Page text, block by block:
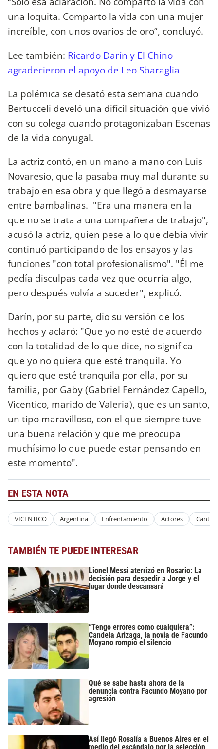
una loquita. Comparto la vida con una mujer
increíble, con unos ovarios de oro”, concluyó.
Lee también: Ricardo Darín y El Chino
agradecieron el apoyo de Leo Sbaraglia
La polémica se desató esta semana cuando
Bertucceli develó una difícil situación que vivió
con su colega cuando protagonizaban Escenas
de la vida conyugal.
La actriz contó, en un mano a mano con Luis
Novaresio, que la pasaba muy mal durante su
trabajo en esa obra y que llegó a desmayarse
entre bambalinas. "Era una manera en la
que no se trata a una compañera de trabajo",
acusó la actriz, quien pese a lo que debía vivir
continuó participando de los ensayos y las
funciones "con total profesionalismo". "Él me
pedía disculpas cada vez que ocurría algo,
pero después volvía a suceder", explicó.
Darín, por su parte, dio su versión de los
hechos y aclaró: "Que yo no esté de acuerdo
con la totalidad de lo que dice, no significa
que yo no quiera que esté tranquila. Yo
quiero que esté tranquila por ella, por su
familia, por Gaby (Gabriel Fernández Capello,
Vicentico, marido de Valeria), que es un santo,
un tipo maravilloso, con el que siempre tuve
una buena relación y que me preocupa
muchísimo lo que puede estar pensando en
este momento".
EN ESTA NOTA
VICENTICO Argentina Enfrentamiento Actores
TAMBIÉN TE PUEDE INTERESAR
Lionel Messi aterrizó en Rosario: La
decisión para despedir a Jorge y el
lugar donde descansará
“Tengo errores como cualquiera”:
Candela Arizaga, la novia de Facundo
Moyano rompió el silencio
Qué se sabe hasta ahora de la
denuncia contra Facundo Moyano por
agresión
Así llegó Rosalía a Buenos Aires en el
medio del escándalo por la selección